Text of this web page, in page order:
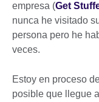
empresa (Get
nunca he visitado
persona pero he
veces.
Estoy en proceso
posible que llegue